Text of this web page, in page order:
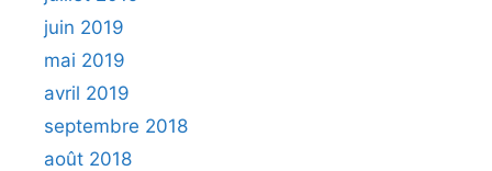
juin 2019
mai 2019
avril 2019
septembre 2018
août 2018